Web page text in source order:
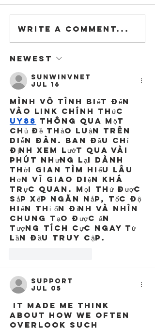
Write a comment...
Newest
sunwinvnet
Jul 16
Mình vô tình biết đến
vào link chính thức
UY88 thông qua một
chủ đề thảo luận trên
diễn đàn. Ban đầu chỉ
định xem lướt qua vài
phút nhưng lại dành
thời gian tìm hiểu lâu
hơn vì giao diện khá
trực quan. Mọi thứ được
sắp xếp ngăn nắp, tốc độ
hiển thị ổn định và nhìn
chung tạo được ấn
tượng tích cực ngay từ
lần đầu truy cập.
support
Jul 05
about how we often
overlook such